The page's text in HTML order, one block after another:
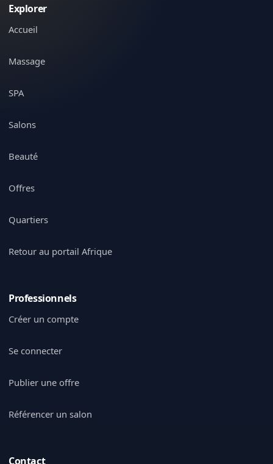
Explorer
Accueil
Massage
SPA
Salons
Beauté
Offres
Quartiers
Retour au portail Afrique
Professionnels
Créer un compte
Se connecter
Publier une offre
Référencer un salon
Contact